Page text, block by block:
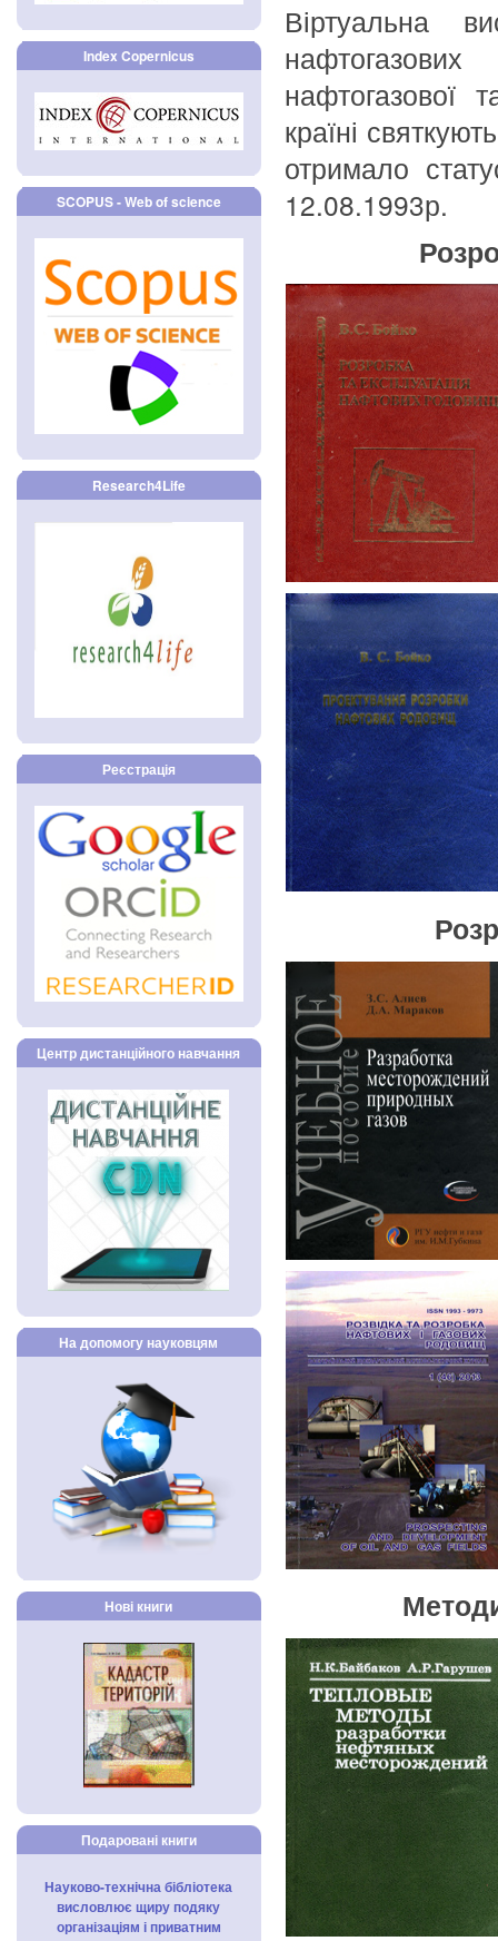
Index Copernicus
SCOPUS - Web of science
Research4Life
Реєстрація
Центр дистанційного навчання
На допомогу науковцям
Нові книги
Подаровані книги
Науково-технічна бібліотека
висловлює щиру подяку
організаціям і приватним
Віртуальна
нафтогазової
країні
отримало
12.08.1993р.